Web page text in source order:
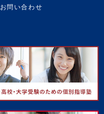
お問い合わせ